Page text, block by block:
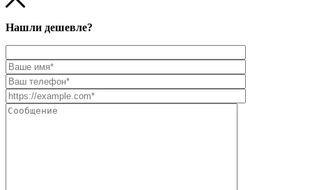
Нашли дешевле?